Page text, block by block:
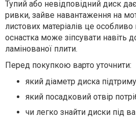
Тупий або невідповідний диск
ривки, зайве навантаження на
листових матеріалів це особливо
оснастка може зіпсувати навіть
ламінованої плити.
Перед покупкою варто уточнити:
який діаметр диска
який посадковий отвір
чи легко знайти диски під